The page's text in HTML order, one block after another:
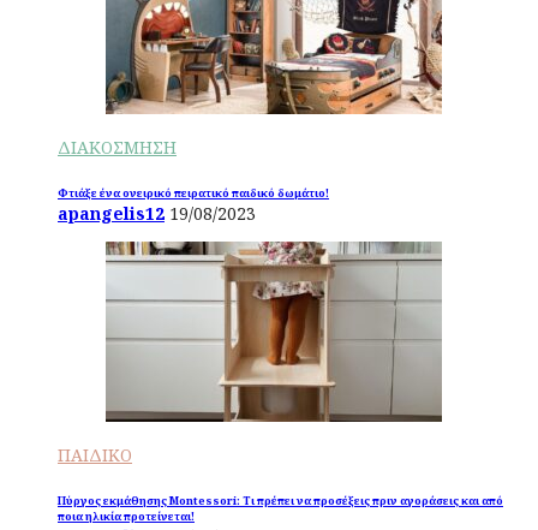
ΔΙΑΚΟΣΜΗΣΗ
Φτιάξε ένα ονειρικό πειρατικό παιδικό δωμάτιο!
apangelis12 19/08/2023
ΠΑΙΔΙΚΟ
Πύργος εκμάθησης Montessori: Τι πρέπει να προσέξεις πριν αγοράσεις και από
ποια ηλικία προτείνεται!